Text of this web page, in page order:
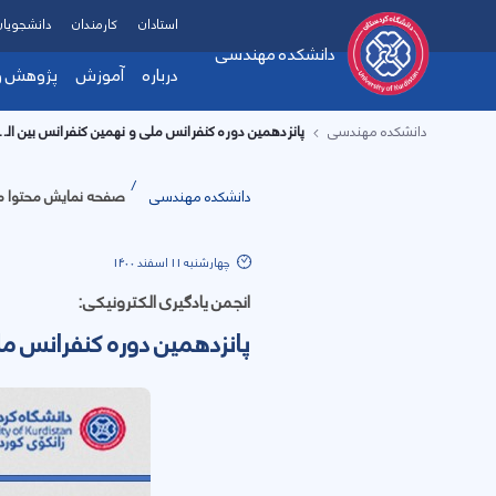
دانشکده مهندسی
درباره
معرفی دانشکده
پیام ریاست دانشکده
تماس با دانشکده
اهداف، چشم انداز و
امکانات
آموزش
فرم ها و آیین
پژوهش
استادان کارمندان
دانشکده مهندسی پانزدهمین دوره کنفرانس
دانشکده مهندسی صفحه نمایش محتوا
چهارشنبه 11 اسفند 1400
انجمن یادگیری الکترونیکی:
پانزدهمین دوره کنفرانس